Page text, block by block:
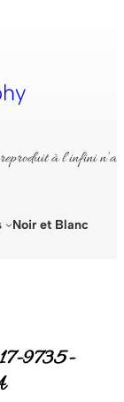
à l’infini n’a
Noir et Blanc
9735-